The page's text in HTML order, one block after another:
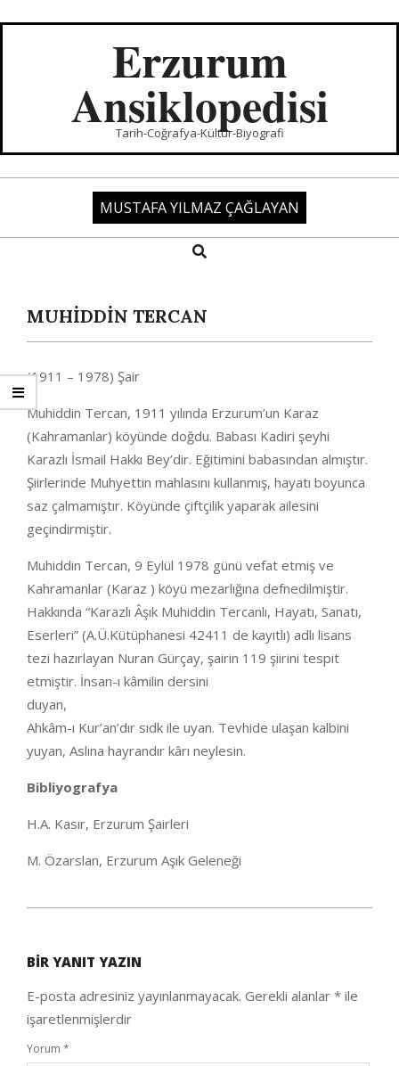
Erzurum
Ansiklopedisi
Tarih-Coğrafya-Kültür-Biyografi
MUSTAFA YILMAZ ÇAĞLAYAN
Search
MUHİDDİN TERCAN
(1911 – 1978) Şair
Muhiddin Tercan, 1911 yılında Erzurum’un Karaz
(Kahramanlar) köyünde doğdu. Babası Kadiri şeyhi
Karazlı İsmail Hakkı Bey’dir. Eğitimini babasından almıştır.
Şiirlerinde Muhyettin mahlasını kullanmış, hayatı boyunca
saz çalmamıştır. Köyünde çiftçilik yaparak ailesini
geçindirmiştir.
Muhiddin Tercan, 9 Eylül 1978 günü vefat etmiş ve
Kahramanlar (Karaz ) köyü mezarlığına defnedilmiştir.
Hakkında “Karazlı Âşık Muhiddin Tercanlı, Hayatı, Sanatı,
Eserleri” (A.Ü.Kütüphanesi 42411 de kayıtlı) adlı lisans
tezi hazırlayan Nuran Gürçay, şairin 119 şiirini tespit
etmiştir. İnsan-ı kâmilin dersini
Ahkâm-ı Kur’an’dır sıdk ile uyan. Tevhide ulaşan kalbini
yuyan, Aslına hayrandır kârı neylesin.
Bibliyografya
H.A. Kasır, Erzurum Şairleri
M. Özarslan, Erzurum Aşık Geleneği
25
BIR YANIT YAZIN
E-posta adresiniz yayınlanmayacak. Gerekli alanlar * ile
işaretlenmişlerdir
Yorum *